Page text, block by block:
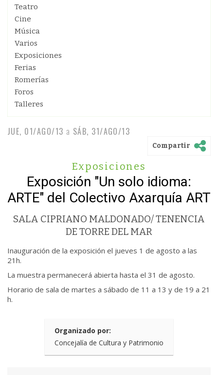
Teatro
Cine
Música
Varios
Exposiciones
Ferias
Romerías
Foros
Talleres
JUE, 01/AGO/13 a SÁB, 31/AGO/13
Compartir
Exposiciones
Exposición "Un solo idioma:
ARTE" del Colectivo Axarquía ART
SALA CIPRIANO MALDONADO/ TENENCIA
DE TORRE DEL MAR
Inauguración de la exposición el jueves 1 de agosto a las
21h.
La muestra permanecerá abierta hasta el 31 de agosto.
Horario de sala de martes a sábado de 11 a 13 y de 19 a 21
h.
Organizado por:
Concejalía de Cultura y Patrimonio